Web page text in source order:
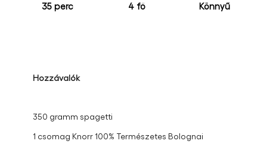
35 perc 4 fő Könnyű
Hozzávalók
350 gramm spagetti
1 csomag Knorr 100% Természetes Bolognai